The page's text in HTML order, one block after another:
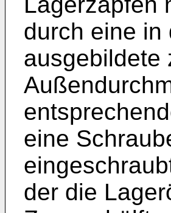
durch eine in
ausgebildete
eine
der die